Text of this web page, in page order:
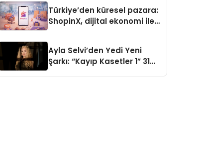
Türkiye’den küresel pazara:
ShopinX, dijital ekonomi ile
Ayla Selvi’den Yedi Yeni
Şarkı: “Kayıp Kasetler 1” 31